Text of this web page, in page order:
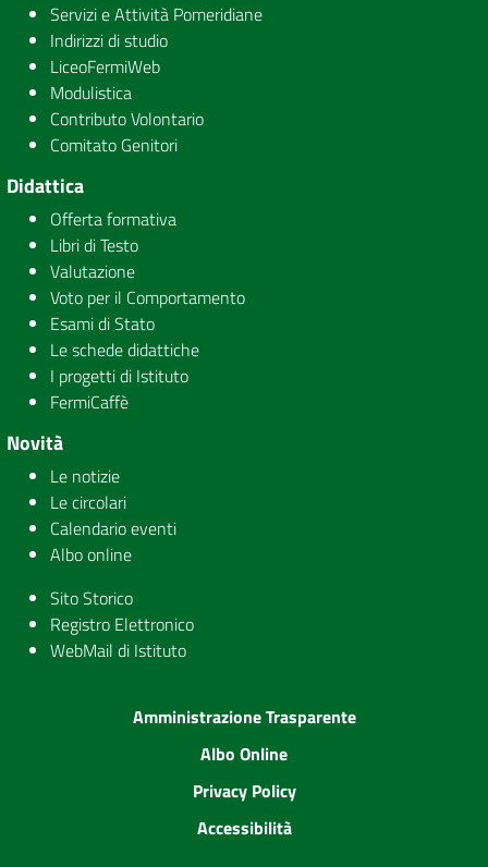
Servizi e Attività Pomeridiane
Indirizzi di studio
LiceoFermiWeb
Modulistica
Contributo Volontario
Comitato Genitori
Didattica
Offerta formativa
Libri di Testo
Valutazione
Voto per il Comportamento
Esami di Stato
Le schede didattiche
I progetti di Istituto
FermiCaffè
Novità
Le notizie
Le circolari
Calendario eventi
Albo online
Sito Storico
Registro Elettronico
WebMail di Istituto
Amministrazione Trasparente
Albo Online
Privacy Policy
Accessibilità